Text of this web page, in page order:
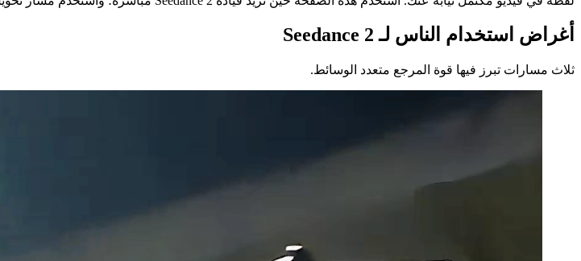
أغراض استخدام الناس لـ Seedance 2
ثلاث مسارات تبرز فيها قوة المرجع متعدد الوسائط.